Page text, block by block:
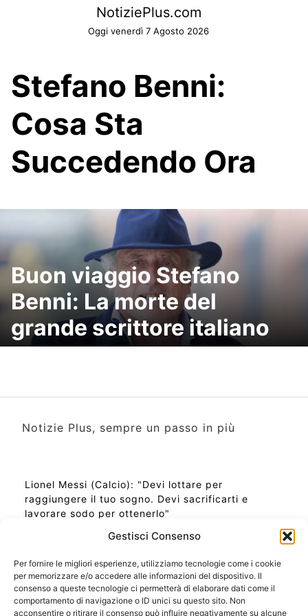
Gestisci Consenso
Per fornire le migliori esperienze, utilizziamo tecnologie come i cookie
per memorizzare e/o accedere alle informazioni del dispositivo. Il
consenso a queste tecnologie ci permetterà di elaborare dati come il
comportamento di navigazione o ID unici su questo sito. Non
acconsentire o ritirare il consenso può influire negativamente su alcune
NotiziePlus.com
Oggi venerdì 7 Agosto 2026
Stefano Benni:
Cosa Sta
Succedendo Ora
Buon viaggio Stefano
Benni: La morte del
grande scrittore italiano
Notizie Plus, sempre un passo in più
Lionel Messi (Calcio): "Devi lottare per
raggiungere il tuo sogno. Devi sacrificarti e
lavorare sodo per ottenerlo"
Ora Esatta in Italia in questo momento
Ti Senti Strano Ultimamente? Potrebbe Essere per
la Risonanza di Schumann